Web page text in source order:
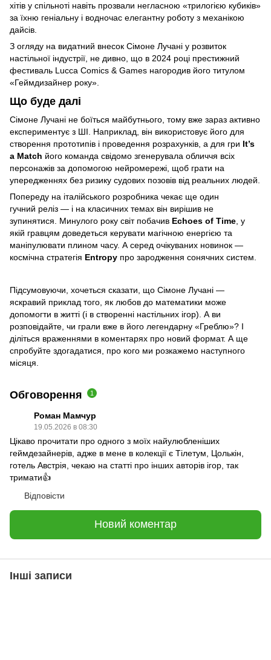
хітів у спільноті навіть прозвали негласною «трилогією кубиків»
за їхню геніальну і водночас елегантну роботу з механікою
дайсів.
З огляду на видатний внесок Сімоне Лучані у розвиток
настільної індустрії, не дивно, що в 2024 році престижний
фестиваль Lucca Comics & Games нагородив його титулом
«Геймдизайнер року».
Що буде далі
Сімоне Лучані не боїться майбутнього, тому вже зараз активно
експериментує з ШІ. Наприклад, він використовує його для
створення прототипів і проведення розрахунків, а для гри It’s
a Match його команда свідомо згенерувала обличчя всіх
персонажів за допомогою нейромережі, щоб грати на
упередженнях без ризику судових позовів від реальних людей.
Попереду на італійського розробника чекає ще один
гучний реліз — і на класичних темах він вирішив не
зупинятися. Минулого року світ побачив Echoes of Time , у
якій гравцям доведеться керувати магічною енергією та
маніпулювати плином часу. А серед очікуваних новинок —
космічна стратегія Entropy про зародження сонячних систем.
Підсумовуючи, хочеться сказати, що Сімоне Лучані —
яскравий приклад того, як любов до математики може
допомогти в житті (і в створенні настільних ігор). А ви
розповідайте, чи грали вже в його легендарну «Греблю»? І
діліться враженнями в коментарях про новий формат. А ще
спробуйте здогадатися, про кого ми розкажемо наступного
місяця.
Обговорення 1
Роман Мамчур
19.05.2026 в 08:30
Цікаво прочитати про одного з моїх найулюбленіших
геймдезайнерів, адже в мене в колекції є Тілетум, Цолькін,
готель Австрія, чекаю на статті про інших авторів ігор, так
тримати👍
Відповісти
Новий коментар
Інші записи